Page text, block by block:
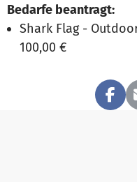
Bedarfe beantragt:
Shark Flag -
100,00 €